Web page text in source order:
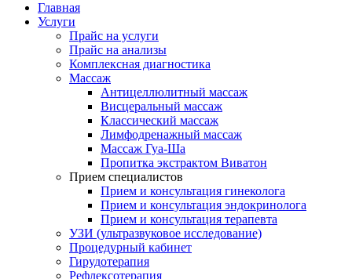
жизнь"Главная
Услуги
Прайс на услуги
Прайс на анализы
Комплексная диагностика
Массаж
Антицеллюлитный массаж
Висцеральный массаж
Классический массаж
Лимфодренажный массаж
Массаж Гуа-Ша
Пропитка экстрактом Виватон
Прием специалистов
Прием и консультация гинеколога
Прием и консультация эндокринолога
Прием и консультация терапевта
УЗИ (ультразвуковое исследование)
Процедурный кабинет
Гирудотерапия
Рефлексотерапия